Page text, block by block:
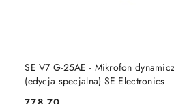
SE V7 G-25AE - Mikrofon
(edycja specjalna) SE Electronics
PRODUKT